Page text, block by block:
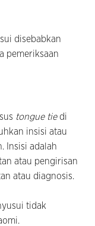
disebabkan
pemeriksaan
tongue tiedi
insisi atau
Insisi adalah
atau pengirisan
atau diagnosis.
tidak